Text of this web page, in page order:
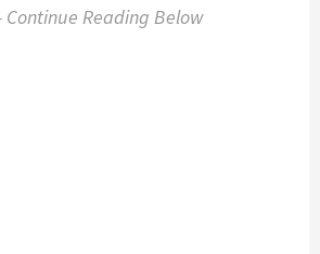
- Continue Reading Below